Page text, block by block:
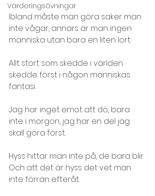
Värderingsövningar
Ibland måste man göra saker man
inte vågar, annars är man ingen
människa utan bara en liten lort.
Allt stort som skedde i världen
skedde först i någon människas
fantasi.
Jag har inget emot att dö, bara
inte i morgon, jag har en del jag
skall göra först.
Hyss hittar man inte på, de bara blir.
Och att det är hyss det vet man
inte förrän efteråt.